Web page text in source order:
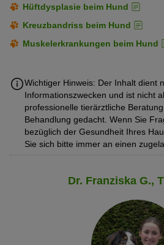
Hüftdysplasie beim Hund
Kreuzbandriss beim Hund
Muskelerkrankungen beim Hund
Wichtiger Hinweis: Der Inhalt dient
Informationszwecken und ist nicht
professionelle tierärztliche
Behandlung gedacht. Wenn Sie
bezüglich der Gesundheit Ihres
Sie sich bitte immer an einen
Dr. Franziska G.,